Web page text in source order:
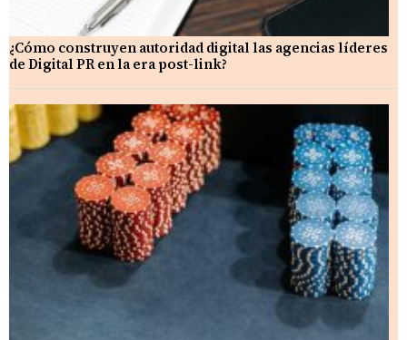
¿Cómo construyen autoridad digital las agencias líderes
de Digital PR en la era post-link?